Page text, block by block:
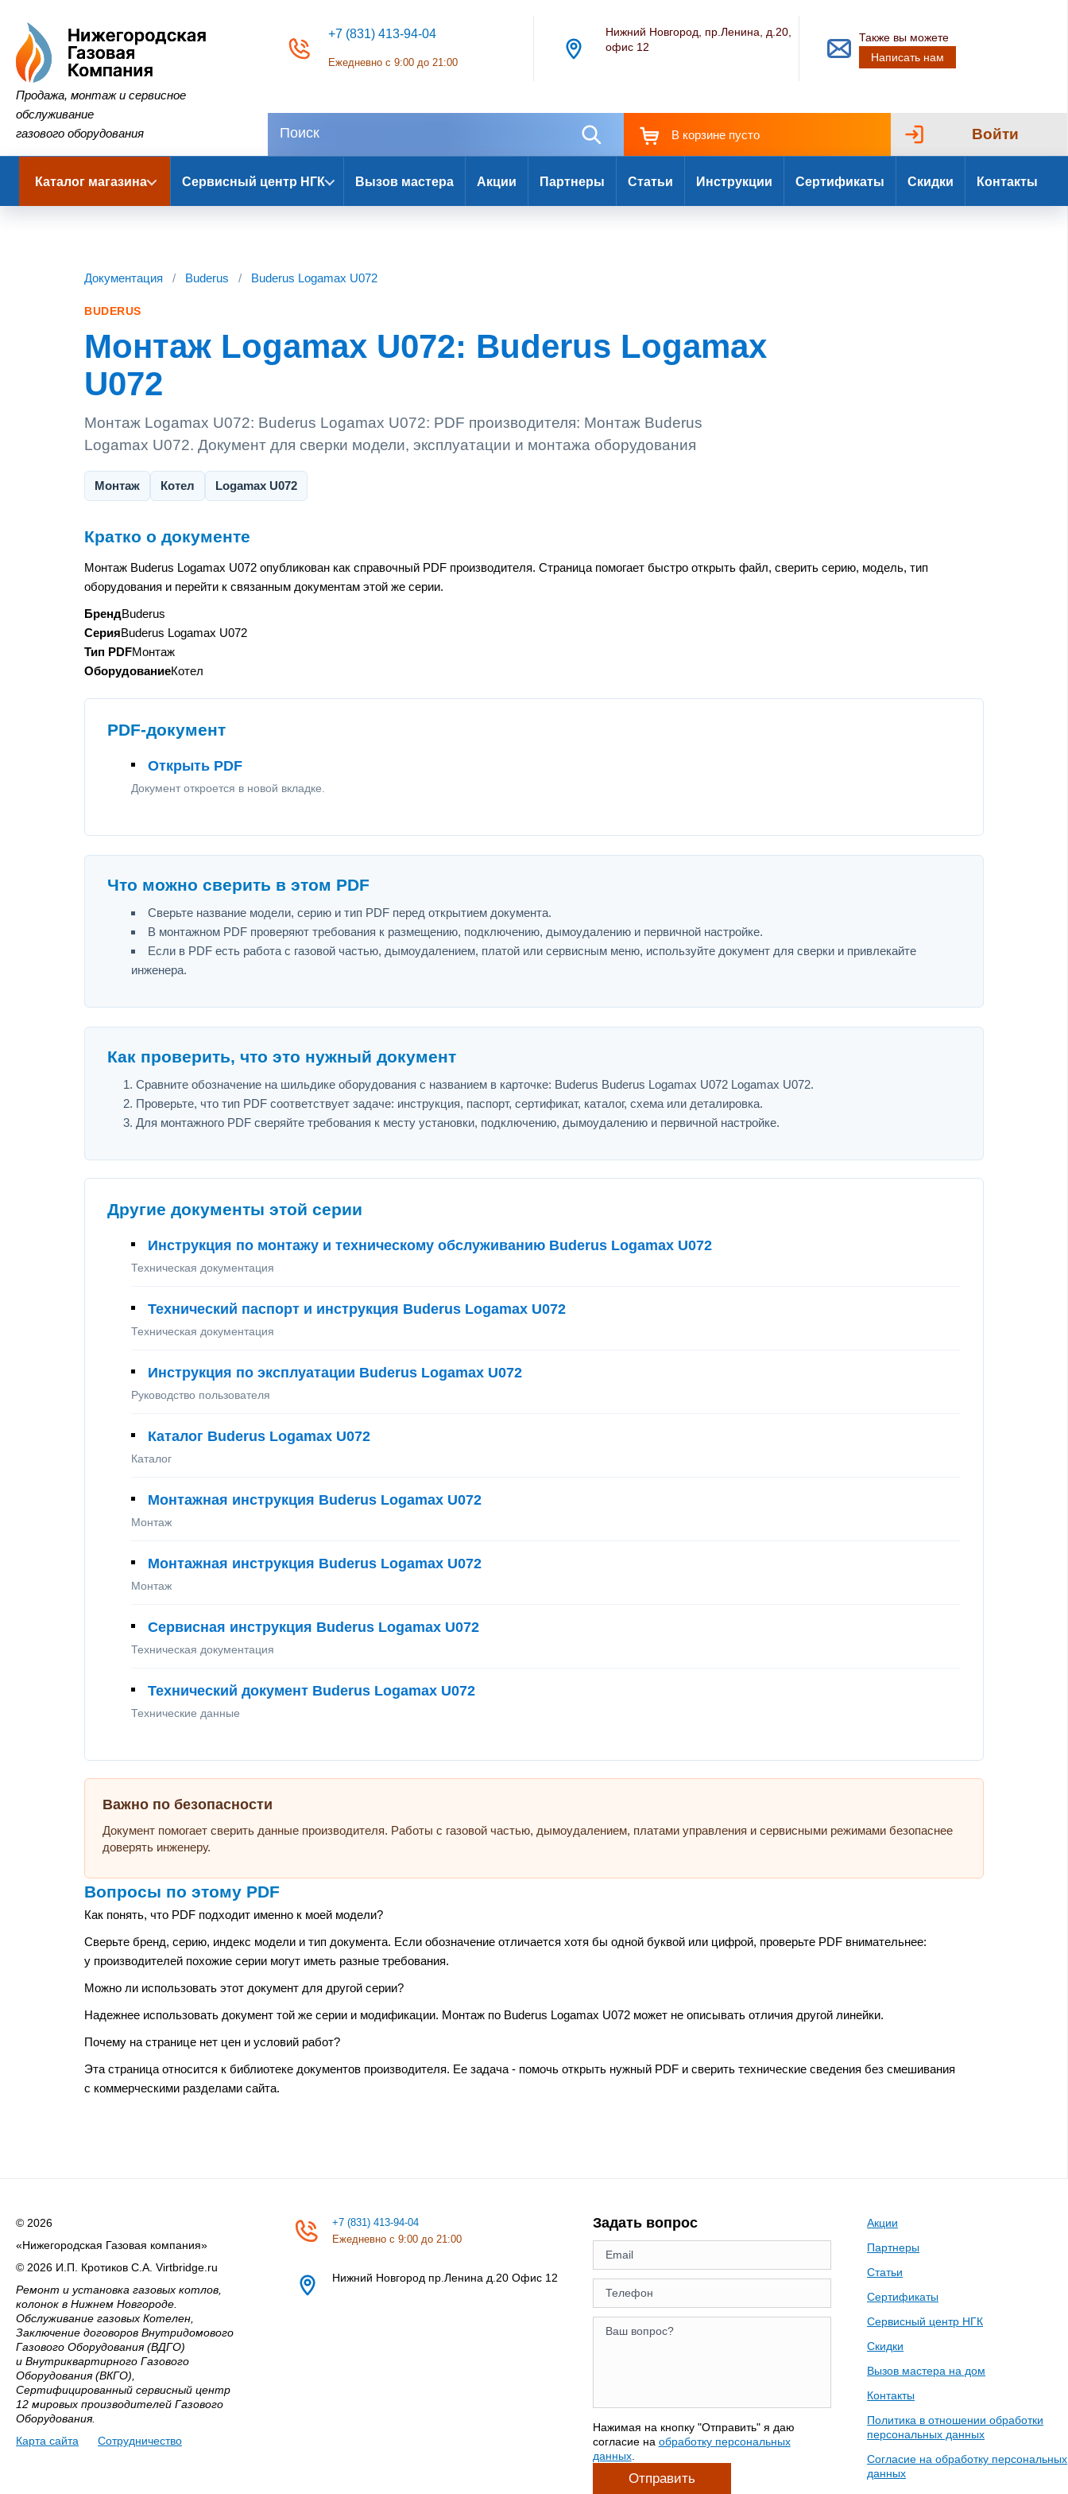
Нижегородская Газовая Компания
Продажа, монтаж и сервисное
обслуживание
газового оборудования
+7 (831) 413-94-04
Ежедневно с 9:00 до 21:00
Нижний Новгород, пр.Ленина, д.20,
офис 12
Также вы можете
Написать нам
В корзине пусто Войти
Каталог магазина Сервисный центр НГК Вызов мастера Акции Партнеры Статьи Инструкции Сертификаты Скидки Контакты
Документация / Buderus / Buderus Logamax U072
BUDERUS
Монтаж Logamax U072: Buderus Logamax
U072
Монтаж Logamax U072: Buderus Logamax U072: PDF производителя: Монтаж Buderus
Logamax U072. Документ для сверки модели, эксплуатации и монтажа оборудования
Монтаж Котел Logamax U072
Кратко о документе
Монтаж Buderus Logamax U072 опубликован как справочный PDF производителя. Страница помогает быстро открыть файл, сверить серию, модель, тип
оборудования и перейти к связанным документам этой же серии.
БрендBuderus
СерияBuderus Logamax U072
Тип PDFМонтаж
ОборудованиеКотел
PDF-документ
Открыть PDF
Документ откроется в новой вкладке.
Что можно сверить в этом PDF
Сверьте название модели, серию и тип PDF перед открытием документа.
В монтажном PDF проверяют требования к размещению, подключению, дымоудалению и первичной настройке.
Если в PDF есть работа с газовой частью, дымоудалением, платой или сервисным меню, используйте документ для сверки и привлекайте
инженера.
Как проверить, что это нужный документ
Сравните обозначение на шильдике оборудования с названием в карточке: Buderus Buderus Logamax U072 Logamax U072.
Проверьте, что тип PDF соответствует задаче: инструкция, паспорт, сертификат, каталог, схема или деталировка.
Для монтажного PDF сверяйте требования к месту установки, подключению, дымоудалению и первичной настройке.
Другие документы этой серии
Инструкция по монтажу и техническому обслуживанию Buderus Logamax U072
Техническая документация
Технический паспорт и инструкция Buderus Logamax U072
Техническая документация
Инструкция по эксплуатации Buderus Logamax U072
Руководство пользователя
Каталог Buderus Logamax U072
Каталог
Монтажная инструкция Buderus Logamax U072
Монтаж
Монтажная инструкция Buderus Logamax U072
Монтаж
Сервисная инструкция Buderus Logamax U072
Техническая документация
Технический документ Buderus Logamax U072
Технические данные
Важно по безопасности
Документ помогает сверить данные производителя. Работы с газовой частью, дымоудалением, платами управления и сервисными режимами безопаснее
доверять инженеру.
Вопросы по этому PDF
Как понять, что PDF подходит именно к моей модели?
Сверьте бренд, серию, индекс модели и тип документа. Если обозначение отличается хотя бы одной буквой или цифрой, проверьте PDF внимательнее:
у производителей похожие серии могут иметь разные требования.
Можно ли использовать этот документ для другой серии?
Надежнее использовать документ той же серии и модификации. Монтаж по Buderus Logamax U072 может не описывать отличия другой линейки.
Почему на странице нет цен и условий работ?
Эта страница относится к библиотеке документов производителя. Ее задача - помочь открыть нужный PDF и сверить технические сведения без смешивания
с коммерческими разделами сайта.
© 2026
«Нижегородская Газовая компания»
© 2026 И.П. Кротиков С.А. Virtbridge.ru
Ремонт и установка газовых котлов,
колонок в Нижнем Новгороде.
Обслуживание газовых Котелен,
Заключение договоров Внутридомового
Газового Оборудования (ВДГО)
и Внутриквартирного Газового
Оборудования (ВКГО),
Сертифицированный сервисный центр
12 мировых производителей Газового
Оборудования.
Карта сайта
Сотрудничество
+7 (831) 413-94-04
Ежедневно с 9:00 до 21:00
Нижний Новгород пр.Ленина д.20 Офис 12
Задать вопрос
Нажимая на кнопку "Отправить" я даю
согласие на обработку персональных
данных.
Отправить
Акции
Партнеры
Статьи
Сертификаты
Сервисный центр НГК
Скидки
Вызов мастера на дом
Контакты
Политика в отношении обработки
персональных данных
Согласие на обработку персональных
данных